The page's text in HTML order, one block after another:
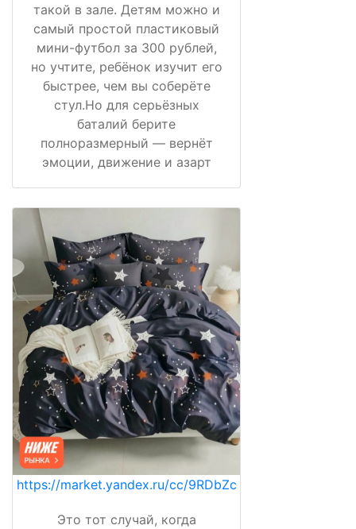
такой в зале. Детям можно и
самый простой пластиковый
мини-футбол за 300 рублей,
но учтите, ребёнок изучит его
быстрее, чем вы соберёте
стул.Но для серьёзных
баталий берите
полноразмерный — вернёт
эмоции, движение и азарт
https://market.yandex.ru/cc/9RDbZc
Это тот случай, когда